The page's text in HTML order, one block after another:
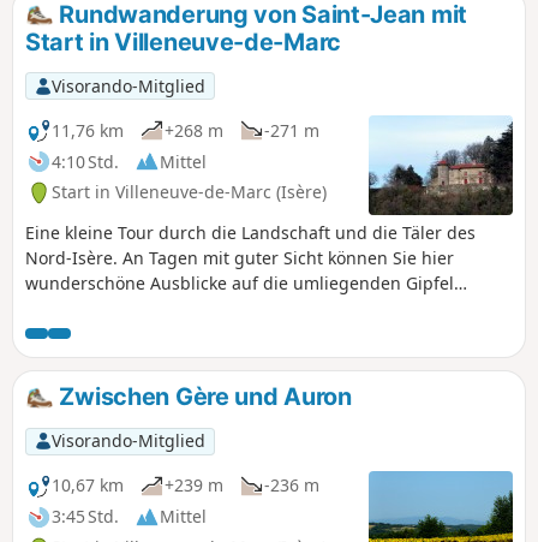
Rundwanderung von Saint-Jean mit
Start in Villeneuve-de-Marc
Visorando-Mitglied
11,76 km
+268 m
-271 m
4:10 Std.
Mittel
Start in Villeneuve-de-Marc (Isère)
Eine kleine Tour durch die Landschaft und die Täler des
Nord-Isère. An Tagen mit guter Sicht können Sie hier
wunderschöne Ausblicke auf die umliegenden Gipfel
Zwischen Gère und Auron
Visorando-Mitglied
10,67 km
+239 m
-236 m
3:45 Std.
Mittel